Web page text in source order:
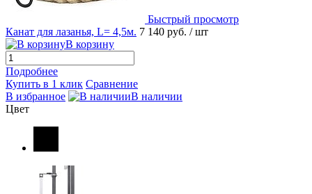
Быстрый просмотр
Канат для лазанья, L= 4,5м. 7 140 руб. / шт
В корзину
Подробнее
Купить в 1 клик Сравнение
В избранное
В наличии
Цвет